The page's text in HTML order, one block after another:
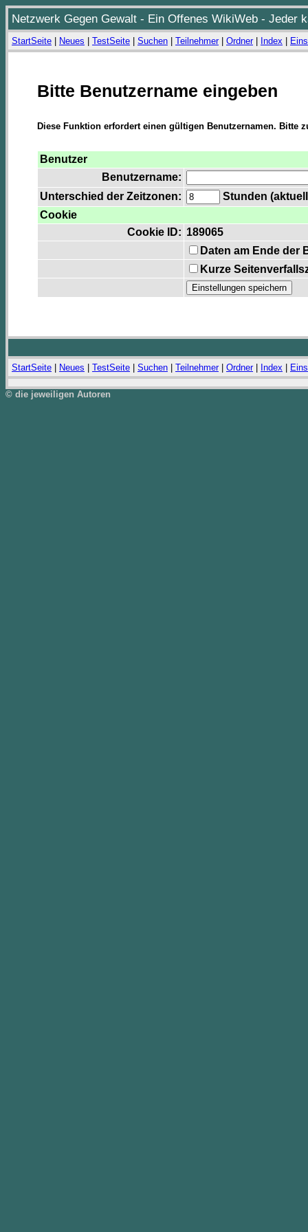
Netzwerk Gegen Gewalt - Ein Offenes WikiWeb - Jeder
StartSeite Neues TestSeite Suchen Teilnehmer| Ordner| Index
Bitte Benutzername eingeben
Diese Funktion erfordert einen gültigen Benutzernamen. Bitte
Benutzer
Benutzername:
Unterschied der Zeitzonen:
Stunden
Cookie
Cookie ID: 189065
Daten am Ende der
Kurze
StartSeite Neues TestSeite Suchen Teilnehmer| Ordner| Index
© die jeweiligen Autoren